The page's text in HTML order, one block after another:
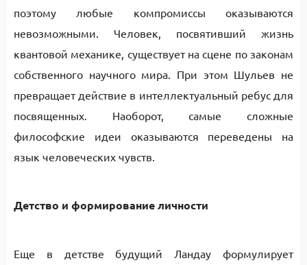
поэтому любые компромиссы оказываются
невозможными. Человек, посвятивший жизнь
квантовой механике, существует на сцене по законам
собственного научного мира. При этом Шульев не
превращает действие в интеллектуальный ребус для
посвященных. Наоборот, самые сложные
философские идеи оказываются переведены на
язык человеческих чувств.
Детство и формирование личности
Еще в детстве будущий Ландау формулирует